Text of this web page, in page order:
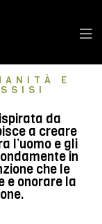
E
da
a creare
l’uomo e gli
in
che le
e onorare la